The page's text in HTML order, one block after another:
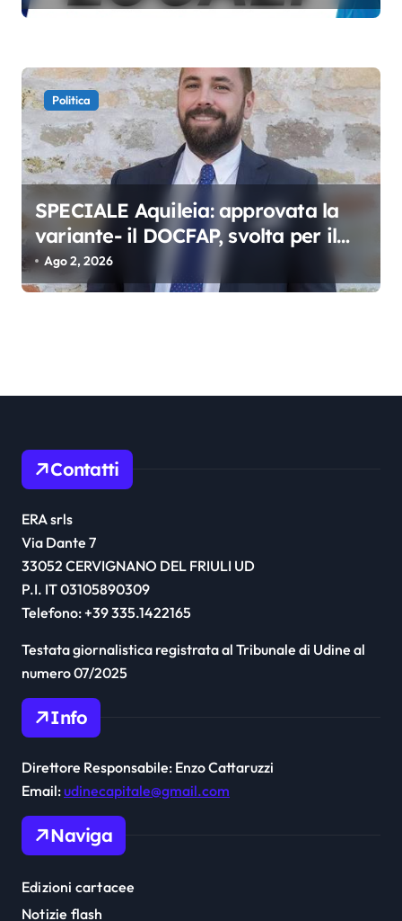
Politica
SPECIALE Aquileia: approvata la
variante- il DOCFAP, svolta per il
futuro della città
Ago 2, 2026
Contatti
ERA srls
Via Dante 7
33052 CERVIGNANO DEL FRIULI UD
P.I. IT 03105890309
Telefono: +39 335.1422165
Testata giornalistica registrata al Tribunale di Udine al
numero 07/2025
Info
Direttore Responsabile: Enzo Cattaruzzi
Email:udinecapitale@gmail.com
Naviga
Edizioni cartacee
Notizie flash